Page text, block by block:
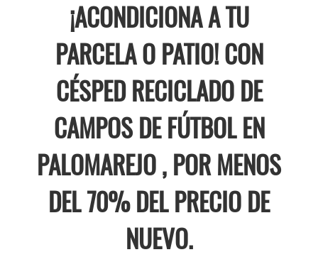
¡ACONDICIONA A TU
PARCELA O PATIO! CON
CÉSPED RECICLADO DE
CAMPOS DE FÚTBOL EN
PALOMAREJO , POR MENOS
DEL 70% DEL PRECIO DE
NUEVO.